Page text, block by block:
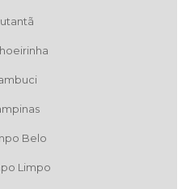
Belo
Limpo